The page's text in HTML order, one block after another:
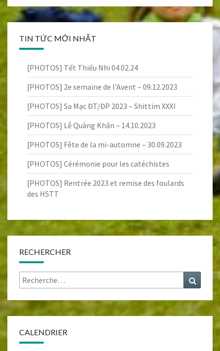
TIN TỨC MỚI NHẤT
[PHOTOS] Tết Thiếu Nhi 04.02.24
[PHOTOS] 2e semaine de l’Avent – 09.12.2023
[PHOTOS] Sa Mạc ĐT/ĐP 2023 – Shittim XXXI
[PHOTOS] Lễ Quàng Khăn – 14.10.2023
[PHOTOS] Fête de la mi-automne – 30.09.2023
[PHOTOS] Cérémonie pour les catéchistes
[PHOTOS] Rentrée 2023 et remise des foulards
des HSTT
RECHERCHER
Rechercher :
CALENDRIER